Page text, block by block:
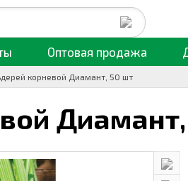
Оптовая продажа
корневой Диамант, 50 шт
Диамант,